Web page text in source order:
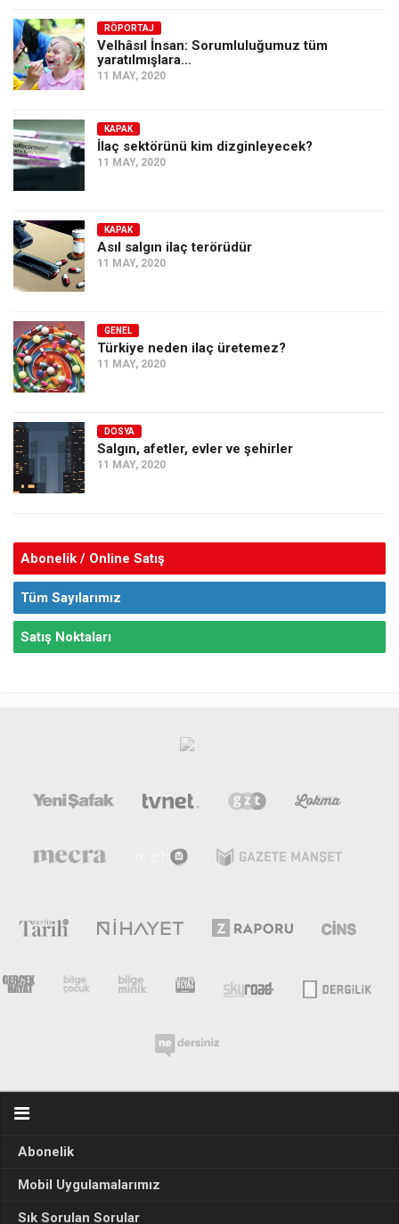
Amerika
Avustralya
Tarih
Düşünce
Dosyalar
RÖPORTAJ
Velhâsıl İnsan: Sorumluluğumuz tüm
yaratılmışlara…
11 MAY, 2020
KAPAK
İlaç sektörünü kim dizginleyecek?
11 MAY, 2020
KAPAK
Asıl salgın ilaç terörüdür
11 MAY, 2020
GENEL
Türkiye neden ilaç üretemez?
11 MAY, 2020
DOSYA
Salgın, afetler, evler ve şehirler
11 MAY, 2020
Abonelik / Online Satış
Tüm Sayılarımız
Satış Noktaları
Abonelik
Mobil Uygulamalarımız
Sık Sorulan Sorular